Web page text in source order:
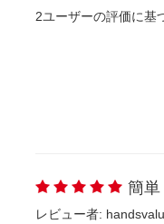
2ユーザーの評価に基
簡単
レビュー者: